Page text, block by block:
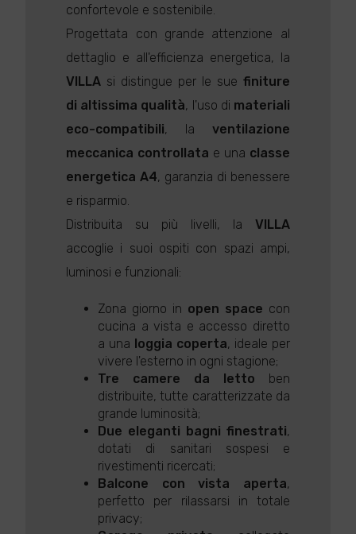
confortevole e sostenibile.
Progettata con grande attenzione al
dettaglio e all'efficienza energetica, la
VILLA si distingue per le sue finiture
di altissima qualità, l'uso di materiali
eco-compatibili, la ventilazione
meccanica controllata e una classe
energetica A4, garanzia di benessere
e risparmio.
Distribuita su più livelli, la VILLA
accoglie i suoi ospiti con spazi ampi,
luminosi e funzionali:
Zona giorno in open space con
cucina a vista e accesso diretto
a una loggia coperta, ideale per
vivere l'esterno in ogni stagione;
Tre camere da letto ben
distribuite, tutte caratterizzate da
grande luminosità;
Due eleganti bagni finestrati,
dotati di sanitari sospesi e
rivestimenti ricercati;
Balcone con vista aperta,
perfetto per rilassarsi in totale
privacy;